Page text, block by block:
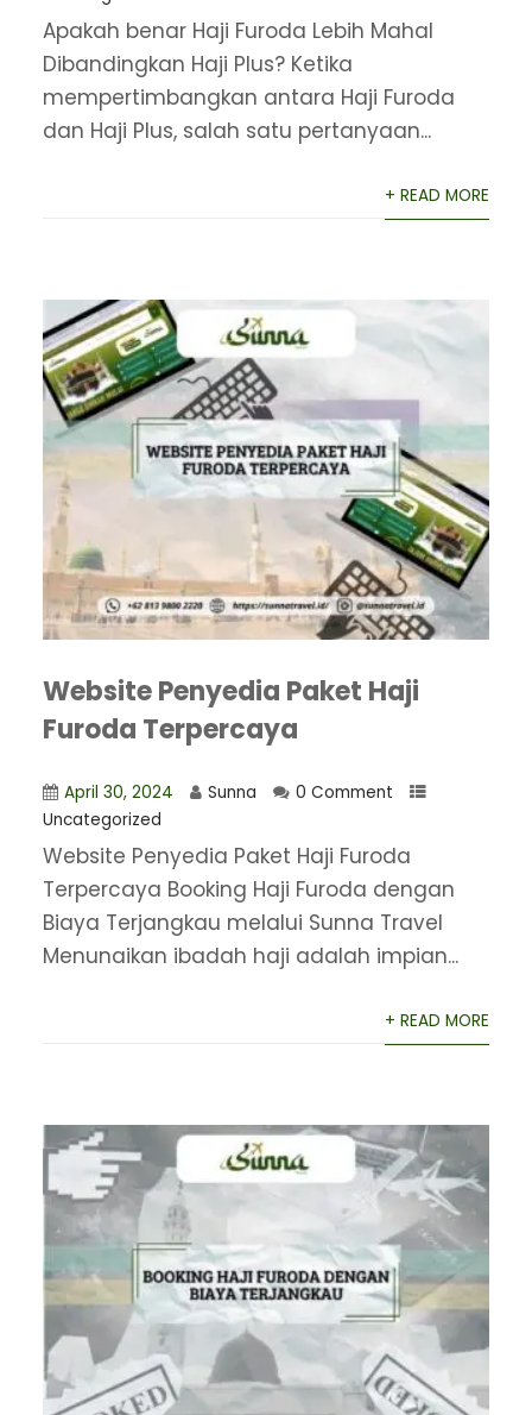
Apakah benar Haji Furoda Lebih Mahal
Dibandingkan Haji Plus? Ketika
mempertimbangkan antara Haji Furoda
dan Haji Plus, salah satu pertanyaan...
+ READ MORE
Website Penyedia Paket Haji
Furoda Terpercaya
April 30, 2024 Sunna
0 Comment
Uncategorized
Website Penyedia Paket Haji Furoda
Terpercaya Booking Haji Furoda dengan
Biaya Terjangkau melalui Sunna Travel
Menunaikan ibadah haji adalah impian...
+ READ MORE